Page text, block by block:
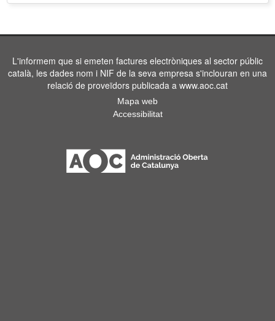
L'informem que si emeten factures electròniques al sector públic
català, les dades nom i NIF de la seva empresa s'inclouran en una
relació de proveïdors publicada a www.aoc.cat
Mapa web
Accessibilitat